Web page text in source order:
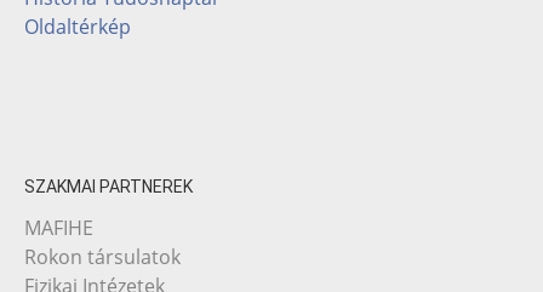
Oldaltérkép
SZAKMAI PARTNEREK
MAFIHE
Rokon társulatok
Fizikai Intézetek